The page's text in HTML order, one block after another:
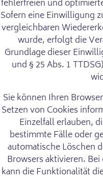
fehlerfreien und
Sofern eine Einwilligung
vergleichbaren
wurde, erfolgt die
Grundlage dieser
und § 25 Abs. 1
Sie können Ihren
Setzen von Cookies
Einzelfall erlauben,
bestimmte Fälle oder
automatische Löschen
Browsers aktivieren.
kann die Funktionalität